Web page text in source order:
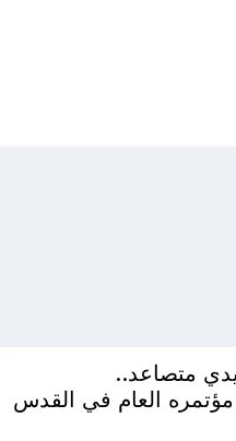
متصاعد..
العام في القدس